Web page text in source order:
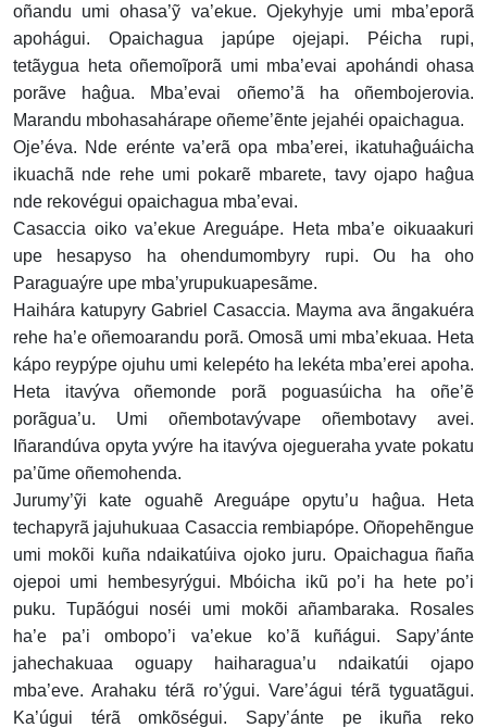
oñandu umi ohasa’ỹ va’ekue. Ojekyhyje umi mba’eporã
apohágui. Opaichagua japúpe ojejapi. Péicha rupi,
tetãygua heta oñemoĩporã umi mba’evai apohándi ohasa
porãve haĝua. Mba’evai oñemo’ã ha oñembojerovia.
Marandu mbohasahárape oñeme’ẽnte jejahéi opaichagua.
Oje’éva. Nde erénte va’erã opa mba’erei, ikatuhaĝuáicha
ikuachã nde rehe umi pokarẽ mbarete, tavy ojapo haĝua
nde rekovégui opaichagua mba’evai.
Casaccia oiko va’ekue Areguápe. Heta mba’e oikuaakuri
upe hesapyso ha ohendumombyry rupi. Ou ha oho
Paraguaýre upe mba’yrupukuapesãme.
Haihára katupyry Gabriel Casaccia. Mayma ava ãngakuéra
rehe ha’e oñemoarandu porã. Omosã umi mba’ekuaa. Heta
kápo reypýpe ojuhu umi kelepéto ha lekéta mba’erei apoha.
Heta itavýva oñemonde porã poguasúicha ha oñe’ẽ
porãgua’u. Umi oñembotavývape oñembotavy avei.
Iñarandúva opyta yvýre ha itavýva ojegueraha yvate pokatu
pa’ũme oñemohenda.
Jurumy’ỹi kate oguahẽ Areguápe opytu’u haĝua. Heta
techapyrã jajuhukuaa Casaccia rembiapópe. Oñopehẽngue
umi mokõi kuña ndaikatúiva ojoko juru. Opaichagua ñaña
ojepoi umi hembesyrýgui. Mbóicha ikũ po’i ha hete po’i
puku. Tupãógui noséi umi mokõi añambaraka. Rosales
ha’e pa’i ombopo’i va’ekue ko’ã kuñágui. Sapy’ánte
jahechakuaa oguapy haiharagua’u ndaikatúi ojapo
mba’eve. Arahaku térã ro’ýgui. Vare’águi térã tyguatãgui.
Ka’úgui térã omkõségui. Sapy’ánte pe ikuña reko